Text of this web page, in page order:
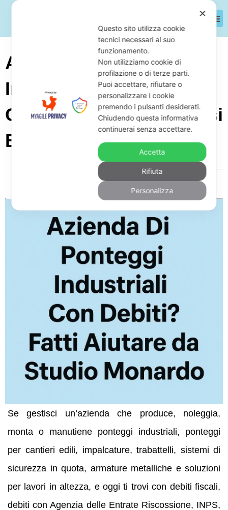
Azienda Di Ponteggi
Industriali Con Debiti:
Cosa Fare Per Difendersi
E Come
05:13
Se gestisci un’azienda che produce, noleggia,
monta o manutiene ponteggi industriali, ponteggi
per cantieri edili, impalcature, trabattelli, sistemi di
sicurezza in quota, armature metalliche e soluzioni
per lavori in altezza, e oggi ti trovi con debiti fiscali,
debiti con Agenzia delle Entrate Riscossione, INPS,
✕
Questo sito utilizza cookie
tecnici necessari al suo
funzionamento.
Non utilizziamo cookie di
profilazione o di terze parti.
Puoi accettare, rifiutare o
personalizzare i cookie
premendo i pulsanti desiderati.
Chiudendo questa informativa
continuerai senza accettare.
Accetta
Rifiuta
Personalizza